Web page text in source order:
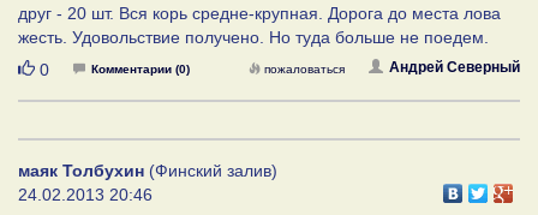
друг - 20 шт. Вся корь средне-крупная. Дорога до места лова
жесть. Удовольствие получено. Но туда больше не поедем.
Нравится
0 Комментарии (0) Андрей Северный
пожаловаться
маяк Толбухин (Финский залив)
24.02.2013 20:46